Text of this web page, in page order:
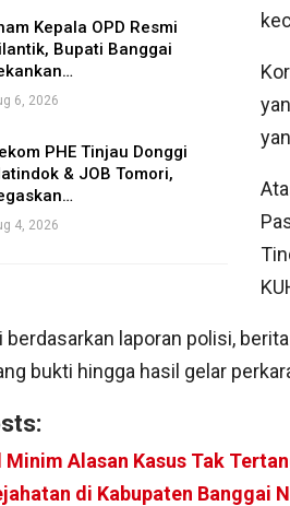
Kepala OPD Resmi
Bupati Banggai
6, 2026
PHE Tinjau Donggi
& JOB Tomori,
4, 2026
berdasarkan laporan polisi,
bukti hingga hasil gelar
Minim Alasan Kasus Tak
di Kabupaten Banggai